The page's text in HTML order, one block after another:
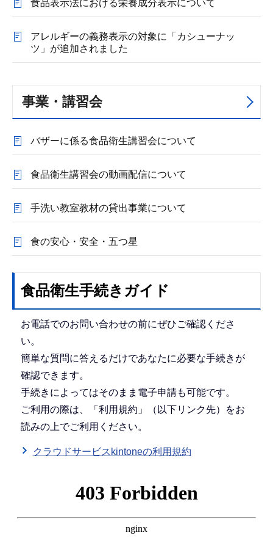
食品表示法における栄養成分表示について
アレルギーの義務表示の対象に「カシューナッ
ツ」が追加されました
事業・講習会
バザーに係る食品衛生講習会について
食品衛生講習会の動画配信について
手洗い教室教材の貸出事業について
食の安心・安全・五つ星
食品衛生手続きガイド
お電話でのお問い合わせの前にぜひご確認くださ
い。
簡単な質問に答えるだけであなたに必要な手続きが
確認できます。
手続きによってはそのまま電子申請も可能です。
ご利用の際は、「利用規約」（以下リンク先）をお
読みの上でご利用ください。
クラウドサービスkintoneの利用規約